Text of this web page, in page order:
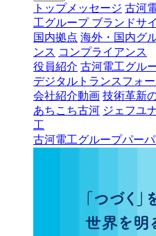
トップメッセージ 古河
工グループ ブランドサ
国内拠点 海外・国内グ
ンス コンプライアンス
役員紹介 古河電工グル
デジタルトランスフォ
会社紹介動画 技術革新
あちこち古河 ジェフユ
工
古河電工グループパーパ